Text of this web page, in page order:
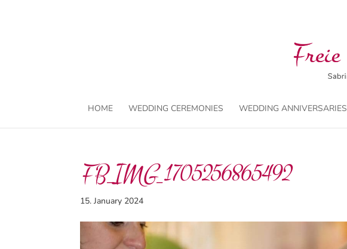
HOME WEDDING CEREMONIES WEDDING ANNIVERSARIES
FB_IMG_1705256865492
15. January 2024